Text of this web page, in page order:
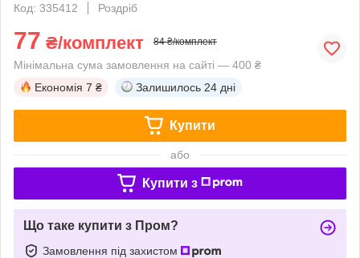
Код: 335412
Роздріб
77 ₴/комплект 84 ₴/комплект
Мінімальна сума замовлення на сайті — 400 ₴
Економія 7 ₴ Залишилось 24 дні
Купити
або
Купити з
Що таке купити з Пром?
Замовлення під захистом